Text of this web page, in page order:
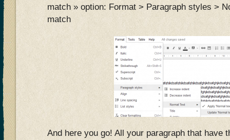
match » option: Format > Paragraph styles >
match
And here you go! All your paragraph that have